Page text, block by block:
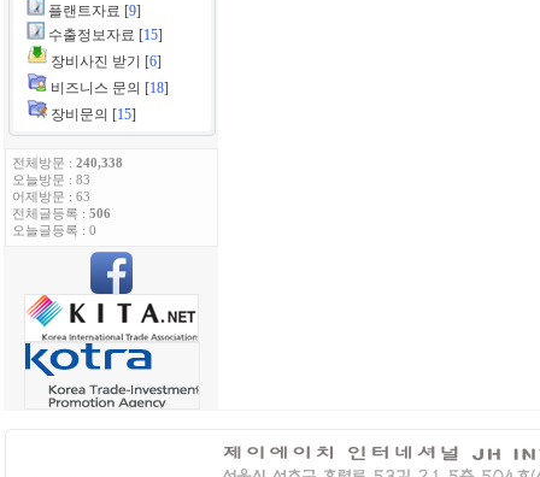
플랜트자료 [9]
수출정보자료 [15]
장비사진 받기 [6]
비즈니스 문의 [18]
장비문의 [15]
전체방문 : 240,338
오늘방문 : 83
어제방문 : 63
전체글등록 : 506
오늘글등록 : 0